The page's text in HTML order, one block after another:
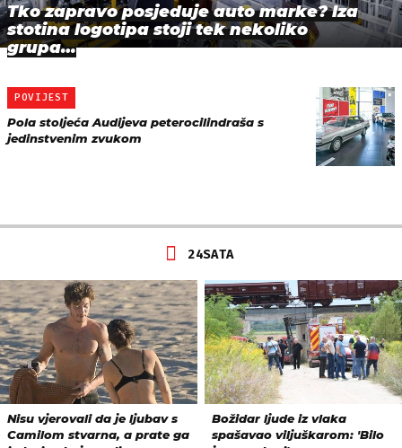
Tko zapravo posjeduje auto marke? Iza
stotina logotipa stoji tek nekoliko
grupa…
POVIJEST
Pola stoljeća Audijeva peterocilindraša s
jedinstvenim zvukom